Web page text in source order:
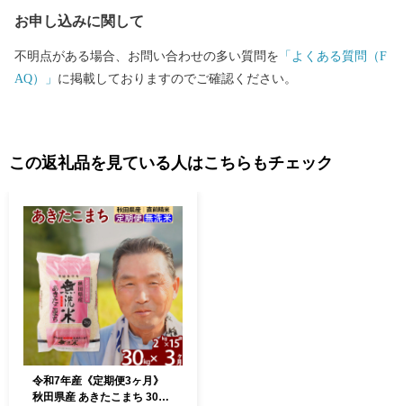
楽しみ方ができるまちです。
お申し込みに関して
不明点がある場合、お問い合わせの多い質問を 「よくある質問（F
AQ）」 に掲載しておりますのでご確認ください。
この返礼品を見ている人はこちらもチェック
令和7年産《定期便3ヶ月》
秋田県産 あきたこまち 30kg